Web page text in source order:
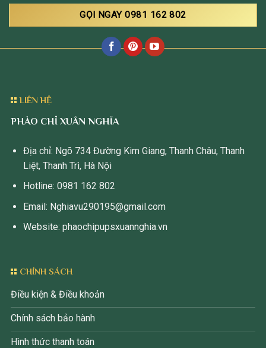
GỌI NGAY 0981 162 802
LIÊN HỆ
PHÀO CHỈ XUÂN NGHĨA
Địa chỉ: Ngõ 734 Đường Kim Giang, Thanh Châu, Thanh
Liệt, Thanh Trì, Hà Nội
Hotline: 0981 162 802
Email: Nghiavu290195@gmail.com
Website: phaochipupsxuannghia.vn
CHÍNH SÁCH
Điều kiện & Điều khoản
Chính sách bảo hành
Hình thức thanh toán